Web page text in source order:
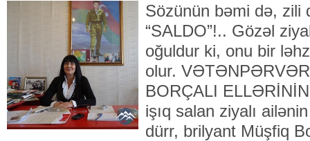
Sözünün bəmi də,
“SALDO”!.. Gözəl
oğuldur ki, onu bir
olur.
BORÇALI
işıq salan ziyalı
dürr, brilyant Müşfiq